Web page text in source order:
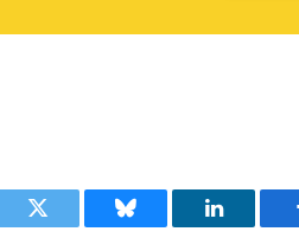
Twitter Bluesky LinkedIn